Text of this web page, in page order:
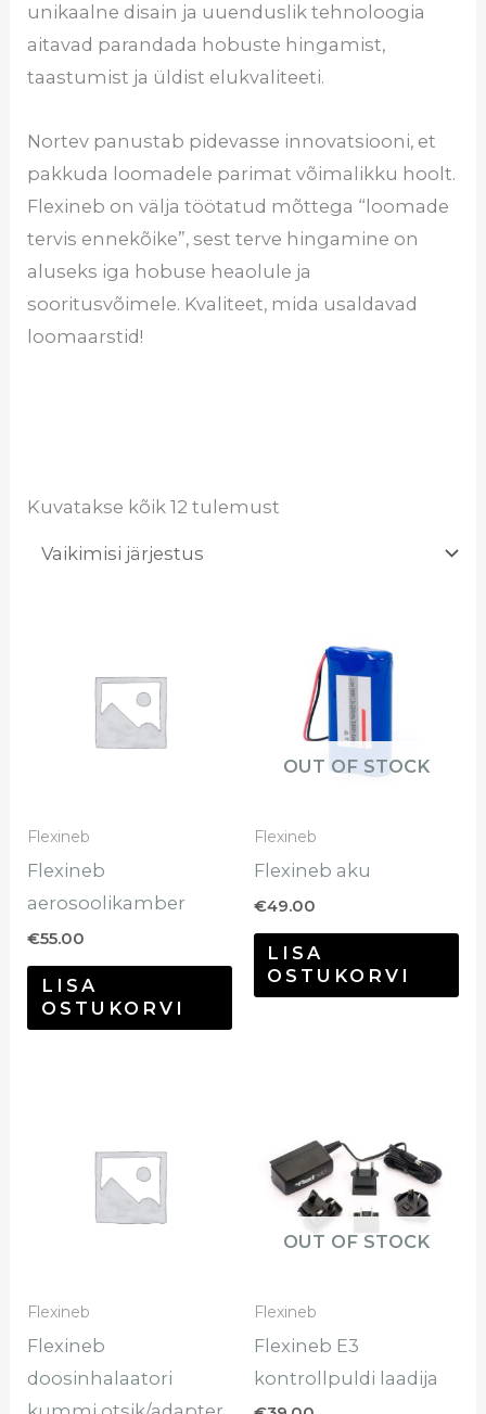
unikaalne disain ja uuenduslik tehnoloogia
aitavad parandada hobuste hingamist,
taastumist ja üldist elukvaliteeti.
Nortev panustab pidevasse innovatsiooni, et
pakkuda loomadele parimat võimalikku hoolt.
Flexineb on välja töötatud mõttega “loomade
tervis ennekõike”, sest terve hingamine on
aluseks iga hobuse heaolule ja
sooritusvõimele. Kvaliteet, mida usaldavad
loomaarstid!
Kuvatakse kõik 12 tulemust
Flexineb
Flexineb
aerosoolikamber
€55.00
LISA
OSTUKORVI
OUT OF STOCK
Flexineb
Flexineb aku
€49.00
LISA
OSTUKORVI
Flexineb
Flexineb
doosinhalaatori
OUT OF STOCK
Flexineb
Flexineb E3
kontrollpuldi laadija